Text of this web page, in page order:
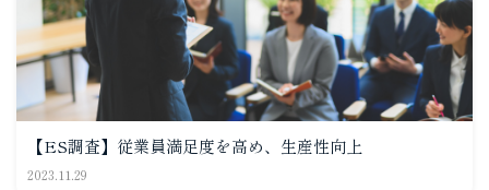
【ES調査】従業員満足度を高め、生産性向上
2023.11.29